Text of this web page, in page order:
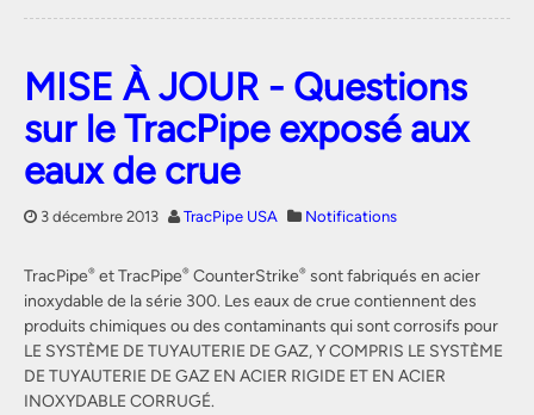
MISE À JOUR - Questions
sur le TracPipe exposé aux
eaux de crue
3 décembre 2013 TracPipe USA Notifications
TracPipe® et TracPipe® CounterStrike® sont fabriqués en acier
inoxydable de la série 300. Les eaux de crue contiennent des
produits chimiques ou des contaminants qui sont corrosifs pour
LE SYSTÈME DE TUYAUTERIE DE GAZ, Y COMPRIS LE SYSTÈME
DE TUYAUTERIE DE GAZ EN ACIER RIGIDE ET EN ACIER
INOXYDABLE CORRUGÉ.